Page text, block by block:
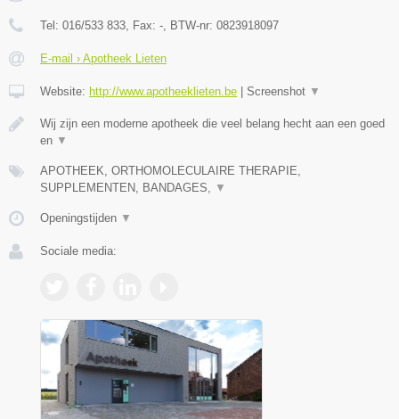
Tel: 016/533 833 , Fax: - , BTW-nr: 0823918097
E-mail › Apotheek Lieten
Website: http://www.apotheeklieten.be Screenshot ▼
Wij zijn een moderne apotheek die veel belang hecht aan een goed
en ▼
APOTHEEK, ORTHOMOLECULAIRE THERAPIE,
SUPPLEMENTEN, BANDAGES,
▼
Openingstijden ▼
Sociale media: